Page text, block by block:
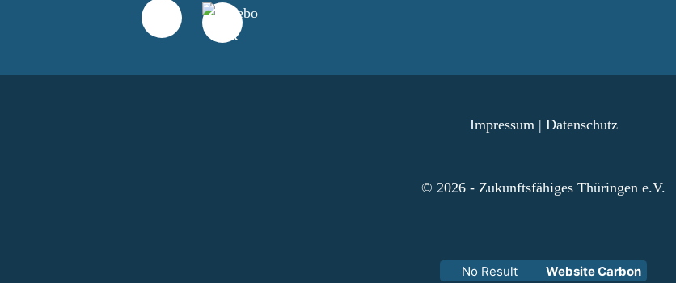
Impressum| Datenschutz
© 2026 - Zukunftsfähiges Thüringen e.V.
No Result Website Carbon